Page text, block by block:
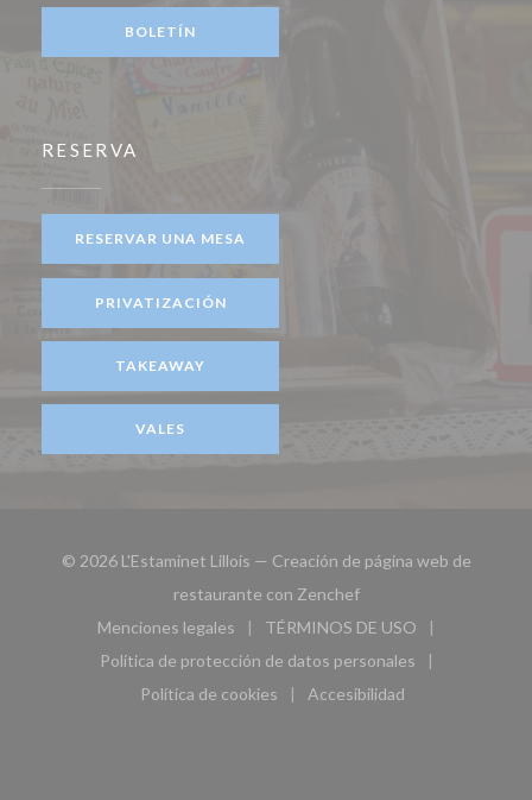
BOLETÍN
RESERVA
RESERVAR UNA MESA
PRIVATIZACIÓN
TAKEAWAY
VALES
© 2026 L'Estaminet Lillois — Creación de página web de
restaurante con Zenchef((abre en una nueva
Menciones legales
((abre en una nueva ventana))
TÉRMINOS DE USO
((abre en una nueva
Política de protección de datos personales
((abre en una nueva ventana))
Política de cookies
((abre en una nueva ventana))
Accesibilidad